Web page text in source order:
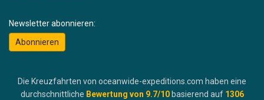
Newsletter abonnieren:
Abonnieren
Die Kreuzfahrten von oceanwide-expeditions.com haben eine
durchschnittliche Bewertung von 9.7/10 basierend auf 1306